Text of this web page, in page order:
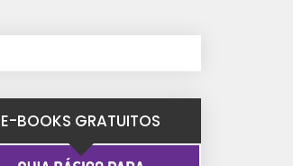
E-BOOKS GRATUITOS